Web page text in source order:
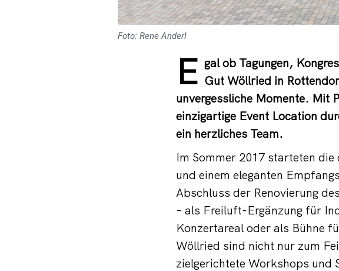
Foto: Rene Anderl
E gal ob Tagungen,
Gut Wöllried in
unvergessliche Momente. Mit
einzigartige Event Location
ein herzliches Team.
Im Sommer 2017 starteten
und einem eleganten
Abschluss der Renovierung
– als Freiluft-Ergänzung für
Konzertareal oder als Bühne
Wöllried sind nicht nur zum
zielgerichtete Workshops und